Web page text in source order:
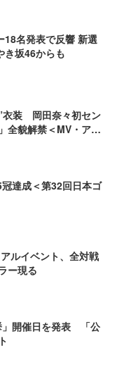
18名発表で反響 新選
き坂46からも
衣装 岡田奈々初セン
全貌解禁＜MV・アー
達成＜第32回日本ゴ
ルイベント、全対戦
ー現る
」開催日を発表 「公